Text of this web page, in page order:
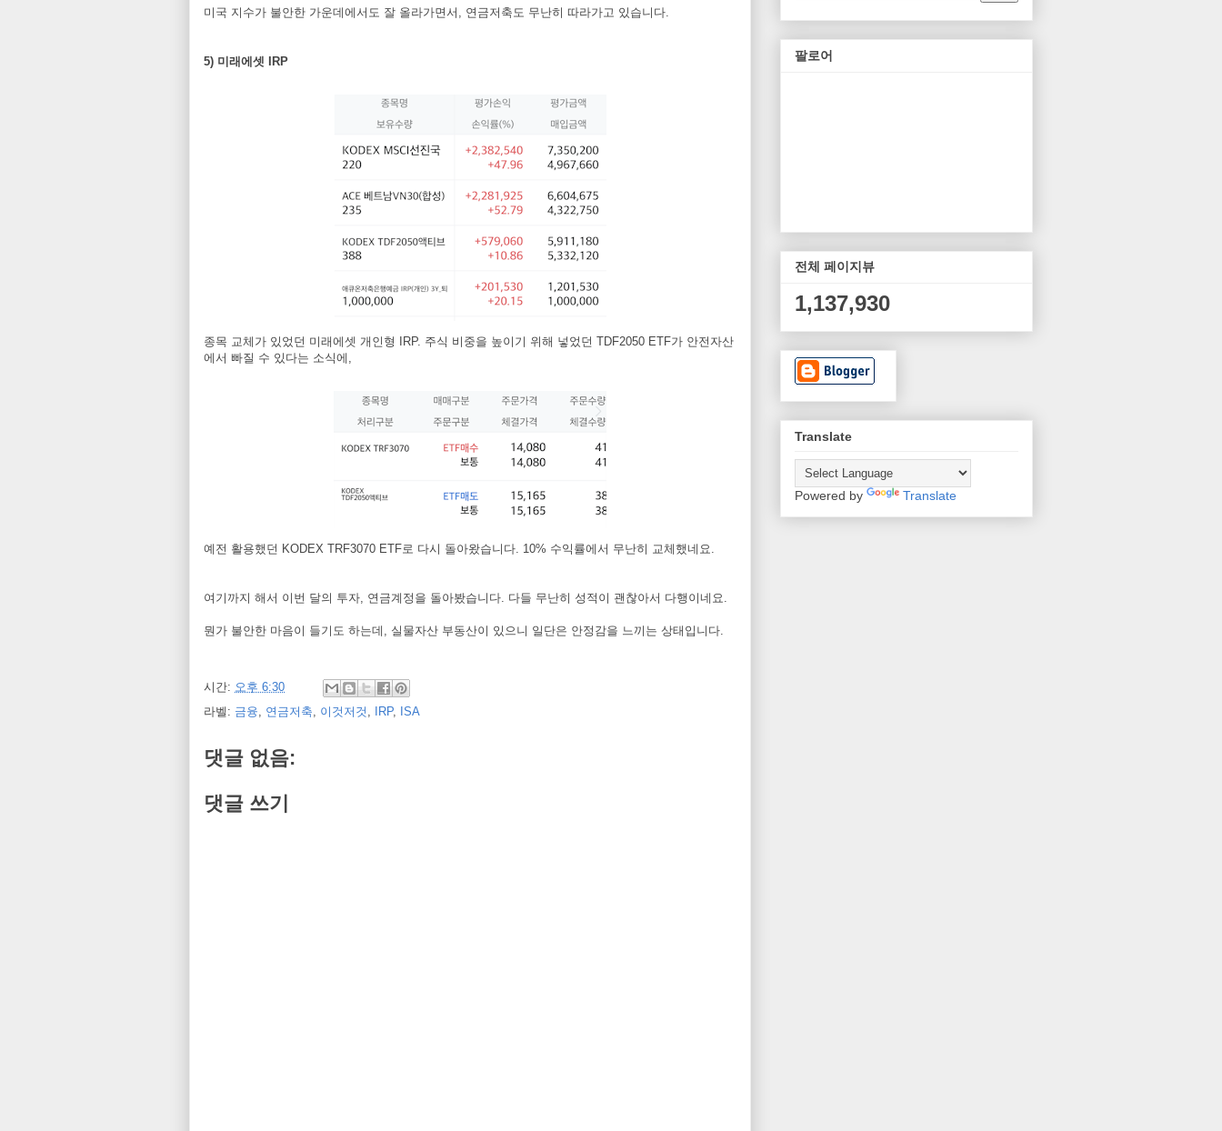
미국 지수가 불안한 가운데에서도 잘 올라가면서, 연금저축도 무난히 따라가고 있습니다.
5) 미래에셋 IRP
종목 교체가 있었던 미래에셋 개인형 IRP. 주식 비중을 높이기 위해 넣었던 TDF2050 ETF가 안전자산
에서 빠질 수 있다는 소식에,
예전 활용했던 KODEX TRF3070 ETF로 다시 돌아왔습니다. 10% 수익률에서 무난히 교체했네요.
여기까지 해서 이번 달의 투자, 연금계정을 돌아봤습니다. 다들 무난히 성적이 괜찮아서 다행이네요.
뭔가 불안한 마음이 들기도 하는데, 실물자산 부동산이 있으니 일단은 안정감을 느끼는 상태입니다.
시간: 오후 6:30
라벨: 금융, 연금저축, 이것저것 , IRP, ISA
댓글 없음:
댓글 쓰기
팔로어
전체 페이지뷰
1,137,930
Translate
Powered by Translate